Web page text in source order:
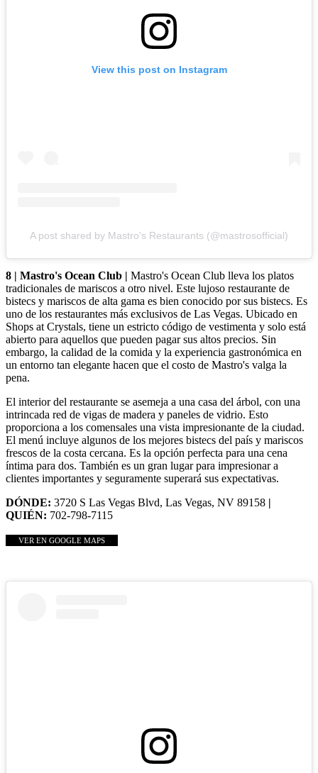
View this post on Instagram
A post shared by Mastro's Restaurants (@mastrosofficial)
8 | Mastro's Ocean Club | Mastro's Ocean Club lleva los platos
tradicionales de mariscos a otro nivel. Este lujoso restaurante de
bistecs y mariscos de alta gama es bien conocido por sus bistecs. Es
uno de los restaurantes más exclusivos de Las Vegas. Ubicado en
Shops at Crystals, tiene un estricto código de vestimenta y solo está
abierto para aquellos que pueden pagar sus altos precios. Sin
embargo, la calidad de la comida y la experiencia gastronómica en
un entorno tan elegante hacen que el costo de Mastro's valga la
pena.
El interior del restaurante se asemeja a una casa del árbol, con una
intrincada red de vigas de madera y paneles de vidrio. Esto
proporciona a los comensales una vista impresionante de la ciudad.
El menú incluye algunos de los mejores bistecs del país y mariscos
frescos de la costa cercana. Es la opción perfecta para una cena
íntima para dos. También es un gran lugar para impresionar a
clientes importantes y seguramente superará sus expectativas.
DÓNDE: 3720 S Las Vegas Blvd, Las Vegas, NV 89158 |
QUIÉN: 702-798-7115
VER EN GOOGLE MAPS